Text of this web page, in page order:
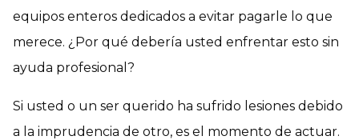
equipos enteros dedicados a evitar pagarle lo que
merece. ¿Por qué debería usted enfrentar esto sin
ayuda profesional?
Si usted o un ser querido ha sufrido lesiones debido
a la imprudencia de otro, es el momento de actuar.